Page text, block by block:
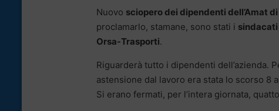
Nuovo sciopero dei dipendenti dell’Amat
proclamarlo, stamane, sono stati i
Orsa-Trasporti.
Riguarderà tutto i dipendenti dell’azienda.
astensione dal lavoro era stata lo scorso 8
Si erano fermati, per l’intera giornata,